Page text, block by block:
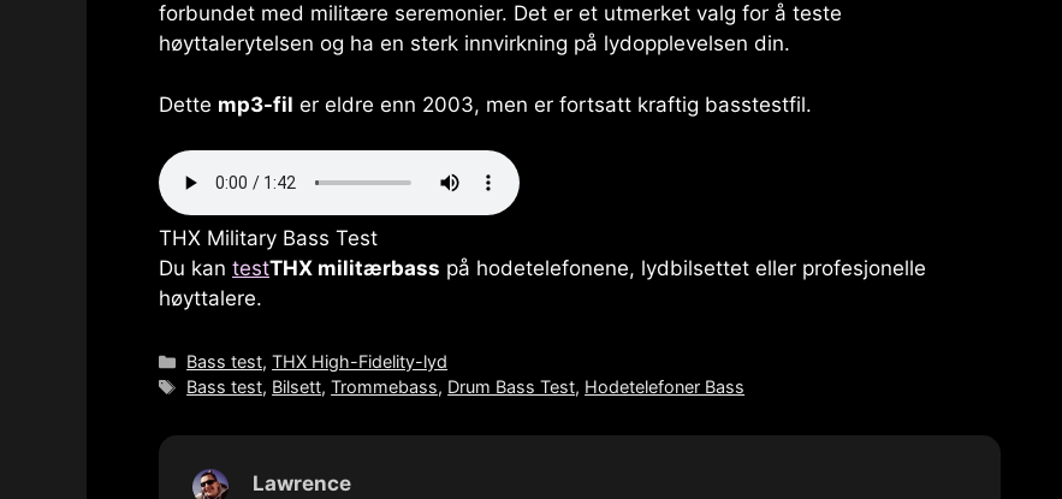
forbundet med militære seremonier. Det er et utmerket valg for å teste
høyttalerytelsen og ha en sterk innvirkning på lydopplevelsen din.
Dette mp3-fil er eldre enn 2003, men er fortsatt kraftig basstestfil.
THX Military Bass Test
Du kan testTHX militærbass på hodetelefonene, lydbilsettet eller profesjonelle
høyttalere.
Kategorier
Bass test,THX High-Fidelity-lyd
Tagger
Bass test, Bilsett,Trommebass, Drum Bass Test, Hodetelefoner Bass
Lawrence